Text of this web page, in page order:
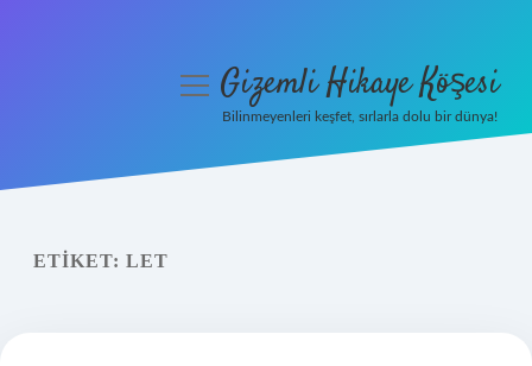
Yasal Uyarı
menüyüGizemli Hikaye Köşesi
Bilinmeyenleri keşfet, sırlarla dolu bir dünya!
ETIKET: LET